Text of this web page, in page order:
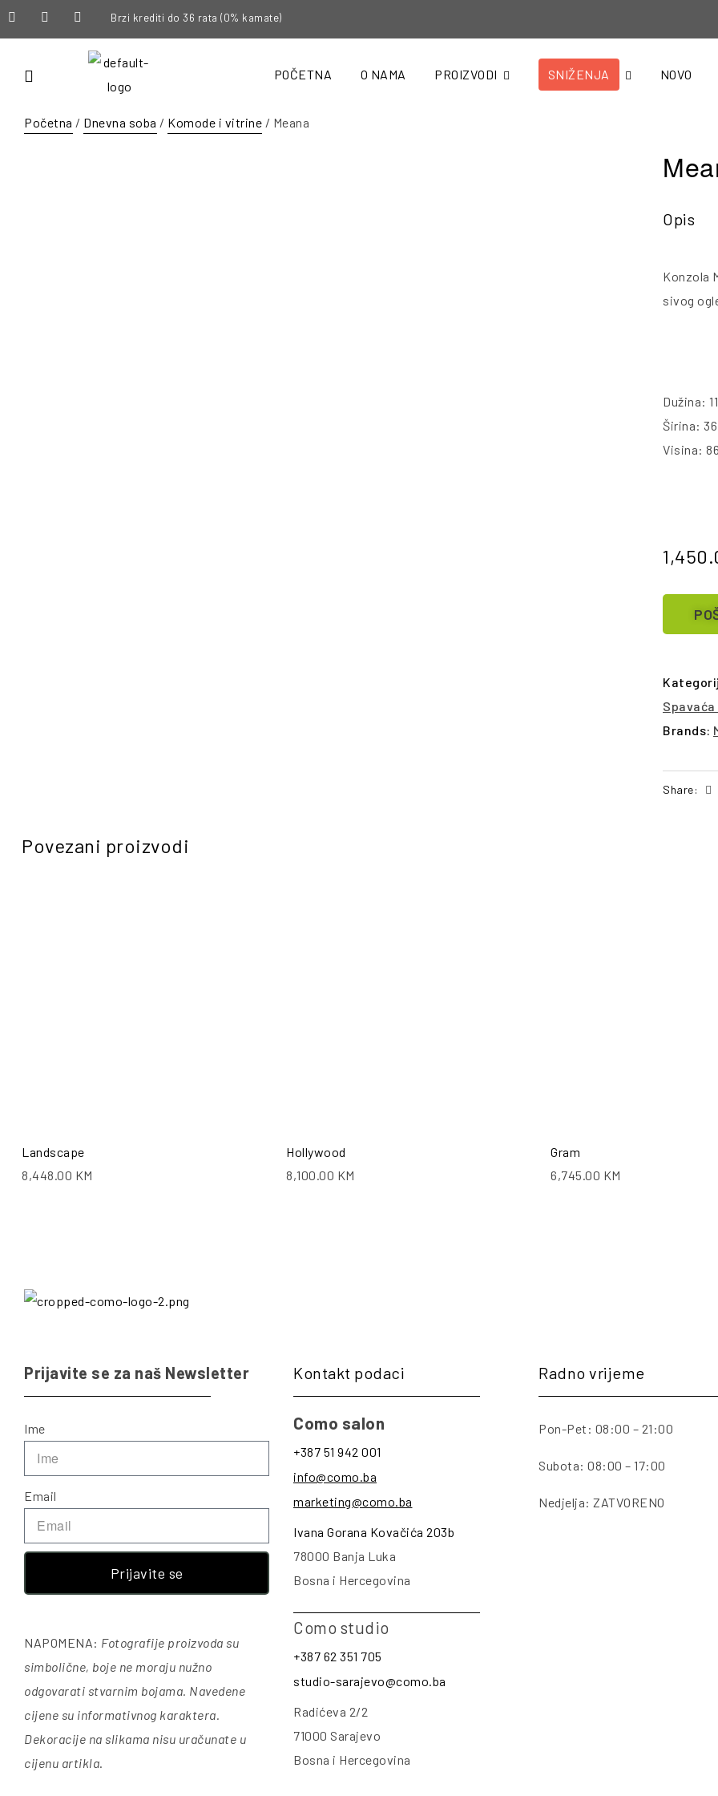
Brzi krediti do 36 rata (0% kamate)
POČETNA O NAMA PROIZVODI SNIŽENJA NOVO
Početna / Dnevna soba / Komode i vitrine / Meana
Opis
Konzola
sivog
Dužina:
Širina:
Visina:
Spavaća
Brands:
Share:
Povezani proizvodi
Landscape
8,448.00 KM
Hollywood
8,100.00 KM
Gram
6,745.00 KM
Prijavite se za naš Newsletter
Ime
Email
Prijavite se
NAPOMENA: Fotografije proizvoda su
simbolične, boje ne moraju nužno
odgovarati stvarnim bojama. Navedene
cijene su informativnog karaktera.
Dekoracije na slikama nisu uračunate u
cijenu artikla.
Kontakt podaci
Como salon
+387 51 942 001
info@como.ba
marketing@como.ba
Ivana Gorana Kovačića 203b
78000 Banja Luka
Bosna i Hercegovina
Como studio
+387 62 351 705
studio-sarajevo@como.ba
Radićeva 2/2
71000 Sarajevo
Bosna i Hercegovina
Radno vrijeme
Pon-Pet: 08:00 – 21:00
Subota: 08:00 – 17:00
Nedjelja: ZATVORENO